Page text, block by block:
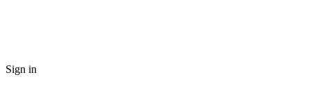
Sign in